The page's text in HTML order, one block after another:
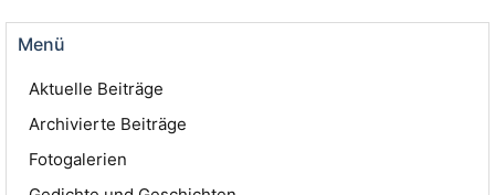
Menü
Aktuelle Beiträge
Archivierte Beiträge
Fotogalerien